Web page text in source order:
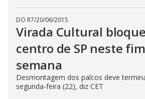
DO R7/20/06/2015
Virada Cultural
centro de SP neste
semana
Desmontagem dos palcos deve
segunda-feira (22), diz CET